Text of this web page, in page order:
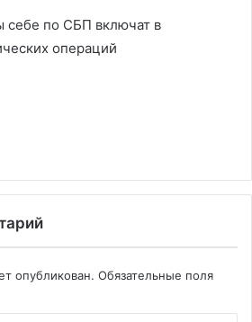
себе по СБП включат в
операций
опубликован. Обязательные поля